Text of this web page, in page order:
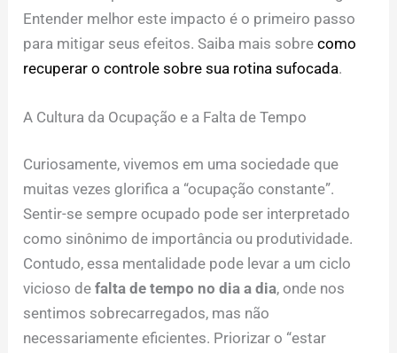
Entender melhor este impacto é o primeiro passo
para mitigar seus efeitos. Saiba mais sobrecomo
recuperar o controle sobre sua rotina sufocada.
A Cultura da Ocupação e a Falta de Tempo
Curiosamente, vivemos em uma sociedade que
muitas vezes glorifica a “ocupação constante”.
Sentir-se sempre ocupado pode ser interpretado
como sinônimo de importância ou produtividade.
Contudo, essa mentalidade pode levar a um ciclo
vicioso defalta de tempo no dia a dia, onde nos
sentimos sobrecarregados, mas não
necessariamente eficientes. Priorizar o “estar